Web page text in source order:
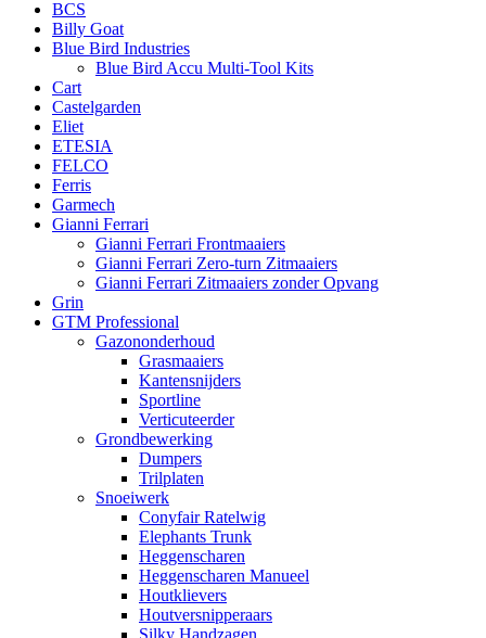
BCS
Billy Goat
Blue Bird Industries
Blue Bird Accu Multi-Tool Kits
Cart
Castelgarden
Eliet
ETESIA
FELCO
Ferris
Garmech
Gianni Ferrari
Gianni Ferrari Frontmaaiers
Gianni Ferrari Zero-turn Zitmaaiers
Gianni Ferrari Zitmaaiers zonder Opvang
Grin
GTM Professional
Gazononderhoud
Grasmaaiers
Kantensnijders
Sportline
Verticuteerder
Grondbewerking
Dumpers
Trilplaten
Snoeiwerk
Conyfair Ratelwig
Elephants Trunk
Heggenscharen
Heggenscharen Manueel
Houtklievers
Houtversnipperaars
Silky Handzagen